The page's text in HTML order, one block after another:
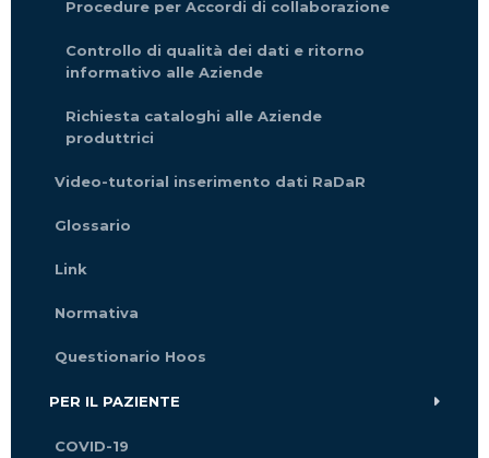
Procedure per Accordi di collaborazione
Controllo di qualità dei dati e ritorno
informativo alle Aziende
Richiesta cataloghi alle Aziende
produttrici
Video-tutorial inserimento dati RaDaR
Glossario
Link
Normativa
Questionario Hoos
PER IL PAZIENTE
COVID-19